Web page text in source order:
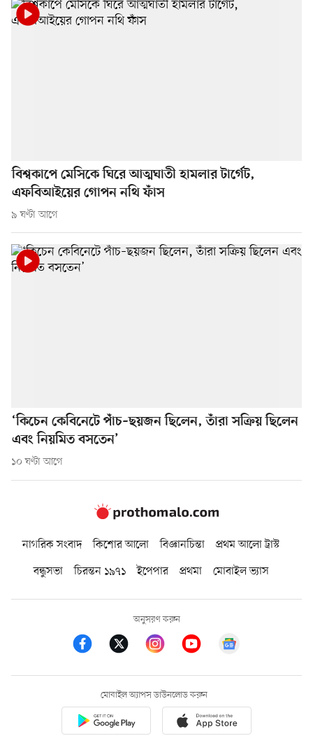
বিশ্বকাপে মেসিকে ঘিরে আত্মঘাতী হামলার টার্গেট,
এফবিআইয়ের গোপন নথি ফাঁস
৯ ঘণ্টা আগে
‘কিচেন কেবিনেটে পাঁচ–ছয়জন ছিলেন, তাঁরা সক্রিয় ছিলেন
এবং নিয়মিত বসতেন’
১০ ঘণ্টা আগে
নাগরিক সংবাদ কিশোর আলো বিজ্ঞানচিন্তা
প্রথম আলো ট্রাস্ট
বন্ধুসভা
চিরন্তন ১৯৭১ ইপেপার প্রথমা মোবাইল ভ্যাস
অনুসরণ করুন
মোবাইল অ্যাপস ডাউনলোড করুন